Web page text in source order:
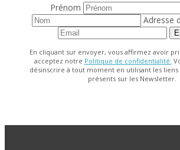
Prénom
Adresse
En cliquant sur envoyer, vous affirmez avoir
acceptez notre Politique de confidentialité.
désinscrire à tout moment en utilisant les
présents sur les Newsletter.